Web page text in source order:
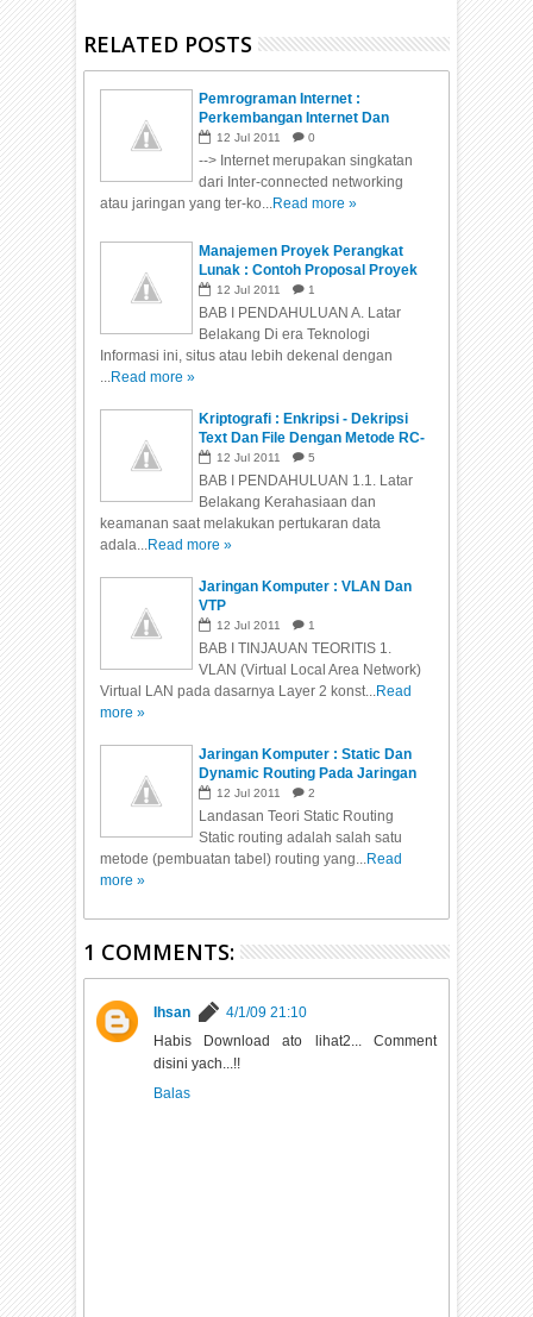
RELATED POSTS
Pemrograman Internet :
Perkembangan Internet Dan
Istilah-Istilah Pada Internet
12 Jul 2011 0
--> Internet merupakan singkatan
dari Inter-connected networking
atau jaringan yang ter-ko...Read more »
Manajemen Proyek Perangkat
Lunak : Contoh Proposal Proyek
12 Jul 2011 1
BAB I PENDAHULUAN A. Latar
Belakang Di era Teknologi
Informasi ini, situs atau lebih dekenal dengan
...Read more »
Kriptografi : Enkripsi - Dekripsi
Text Dan File Dengan Metode RC-
4
12 Jul 2011 5
BAB I PENDAHULUAN 1.1. Latar
Belakang Kerahasiaan dan
keamanan saat melakukan pertukaran data
adala...Read more »
Jaringan Komputer : VLAN Dan
VTP
12 Jul 2011 1
BAB I TINJAUAN TEORITIS 1.
VLAN (Virtual Local Area Network)
Virtual LAN pada dasarnya Layer 2 konst...Read
more »
Jaringan Komputer : Static Dan
Dynamic Routing Pada Jaringan
Komputer Yang Disimulasikan
Dengan Cisco Packet Tracer
12 Jul 2011 2
Landasan Teori Static Routing
Static routing adalah salah satu
metode (pembuatan tabel) routing yang...Read
more »
1 COMMENTS:
Ihsan
4/1/09 21:10
Habis Download ato lihat2... Comment
disini yach...!!
Balas